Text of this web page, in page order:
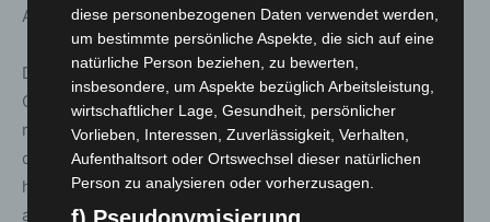
Aussagekraft der Zahlen ist deshalb gering.
Die Region Hannover hat seit Auftreten der ersten
Corona-Infektion insgesamt
22.519Menschen
registriert, die sich in der Region mit
dem Coronavirus infiziert haben. Davon sind zum
heutigen Stand 19.170Personen als genesen
aufgeführt.435Menschen sind infolge einer
diese personenbezogenen Daten verwendet werden,
um bestimmte persönliche Aspekte, die sich auf eine
natürliche Person beziehen, zu bewerten,
insbesondere, um Aspekte bezüglich Arbeitsleistung,
wirtschaftlicher Lage, Gesundheit, persönlicher
Vorlieben, Interessen, Zuverlässigkeit, Verhalten,
Aufenthaltsort oder Ortswechsel dieser natürlichen
Person zu analysieren oder vorherzusagen.
f) Pseudonymisierung